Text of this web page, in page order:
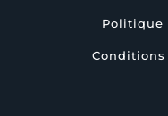
Politique